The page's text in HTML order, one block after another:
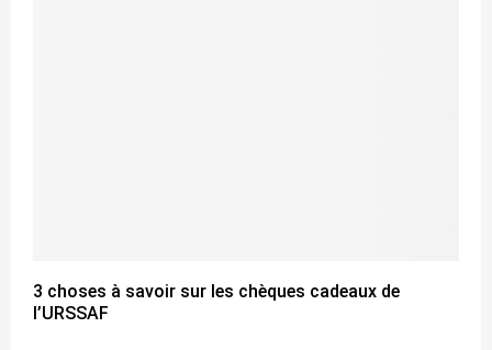
3 choses à savoir sur les chèques cadeaux de
l’URSSAF